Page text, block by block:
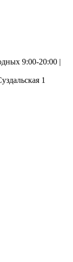
9:00-20:00 |
1